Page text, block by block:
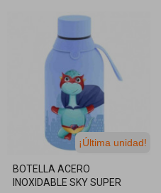
¡Última unidad!
BOTELLA ACERO
INOXIDABLE SKY SUPER